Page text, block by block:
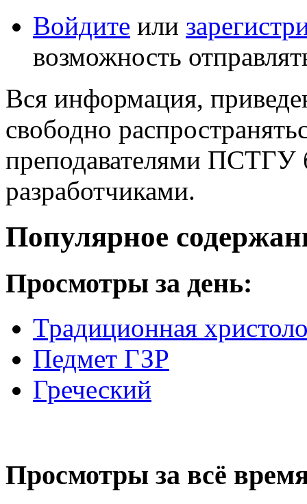
Войдите или
возможность
Вся информация,
свободно
преподавателями ПСТГУ
разработчиками.
Популярное
Просмотры за день:
Традиционная
Педмет ГЗР
Греческий
Просмотры за всё